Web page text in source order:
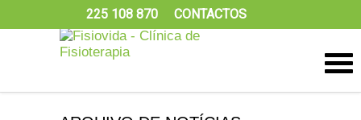
225 108 870 CONTACTOS